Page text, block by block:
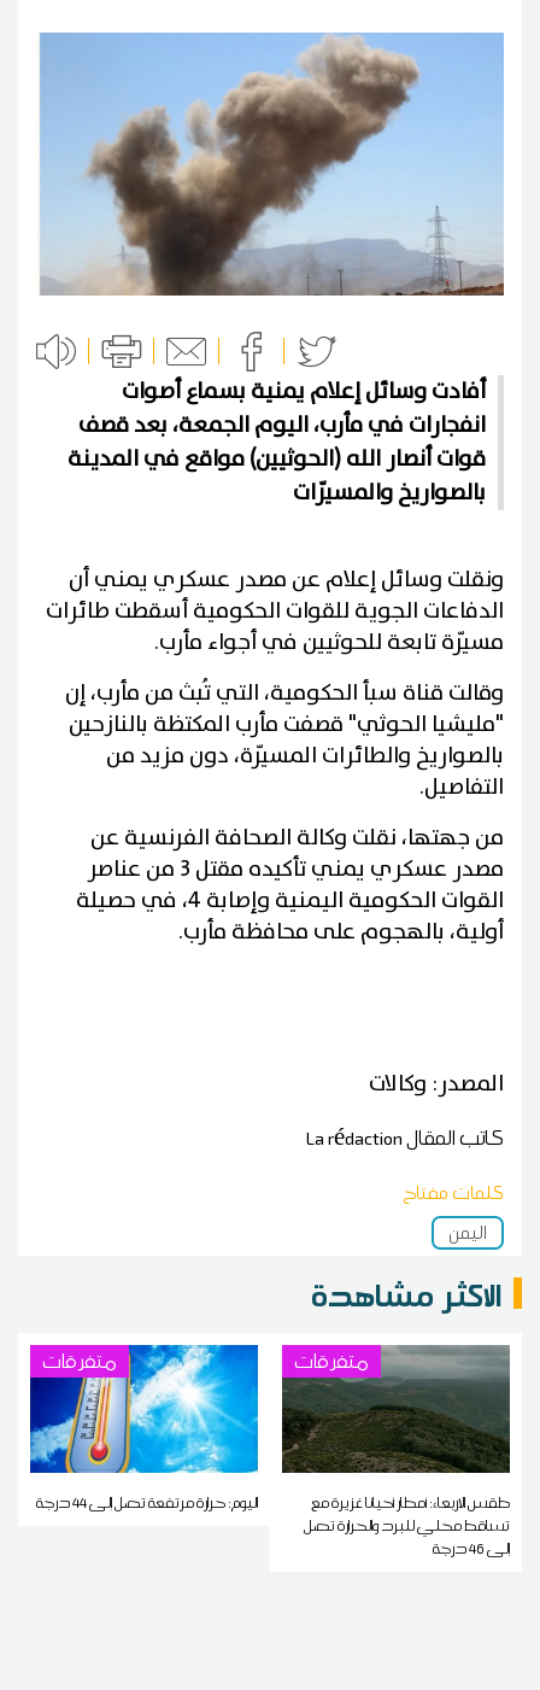
أفادت وسائل إعلام يمنية بسماع أصوات
انفجارات في مأرب، اليوم الجمعة، بعد قصف
قوات أنصار الله (الحوثيين) مواقع في المدينة
بالصواريخ والمسيّرات
ونقلت وسائل إعلام عن مصدر عسكري يمني أن
الدفاعات الجوية للقوات الحكومية أسقطت طائرات
مسيّرة تابعة للحوثيين في أجواء مأرب.
وقالت قناة سبأ الحكومية، التي تُبث من مأرب، إن
"مليشيا الحوثي" قصفت مأرب المكتظة بالنازحين
بالصواريخ والطائرات المسيّرة، دون مزيد من
التفاصيل.
من جهتها، نقلت وكالة الصحافة الفرنسية عن
مصدر عسكري يمني تأكيده مقتل 3 من عناصر
القوات الحكومية اليمنية وإصابة 4، في حصيلة
أولية، بالهجوم على محافظة مأرب.
المصدر: وكالات
كاتب المقالLa rédaction
كلمات مفتاح
اليمن
الاكثر مشاهدة
متفرقات
طقس الاربعاء: أمطار أحيانا غزيرة مع
تساقط محلي للبرد والحرارة تصل
إلى 46 درجة
متفرقات
اليوم: حرارة مرتفعة تصل إلى 44 درجة